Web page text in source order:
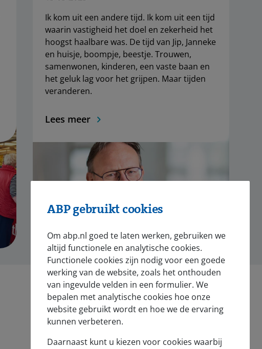
Ik kom uit een andere tijd. Ik kom uit een tijd
waarin vastigheid het doel en zekerheid het
hoogst haalbare was. De tijd van Jip, Janneke
en huisje, boompje, beestje. Trouwen,
samenwonen, kinderen, een vaste baan en
het geluk lag voor het grijpen. Maar tijden
veranderen.
Lees meer
ABP gebruikt cookies
Om abp.nl goed te laten werken, gebruiken we
altijd functionele en analytische cookies.
Functionele cookies zijn nodig voor een goede
werking van de website, zoals het onthouden
van ingevulde velden in een formulier. We
bepalen met analytische cookies hoe onze
website gebruikt wordt en hoe we de ervaring
kunnen verbeteren.
Daarnaast kunt u kiezen voor cookies waarbij